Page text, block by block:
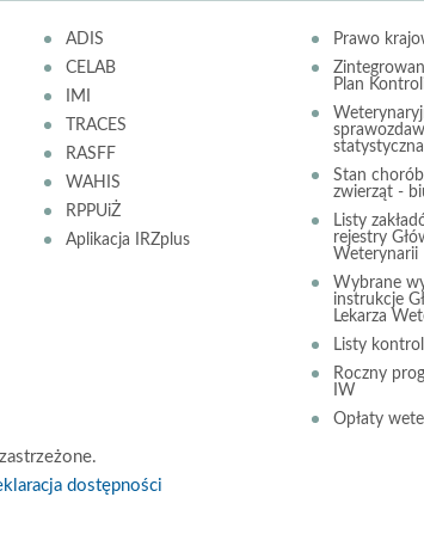
ADIS
CELAB
IMI
TRACES
RASFF
WAHIS
RPPUiŻ
Aplikacja IRZplus
Prawo
Plan
Stan
zwierząt -
Listy
rejestry
Weterynarii
Wybrane
instrukcje
Lekarza
Listy
Roczny
IW
Opłaty
dostępności